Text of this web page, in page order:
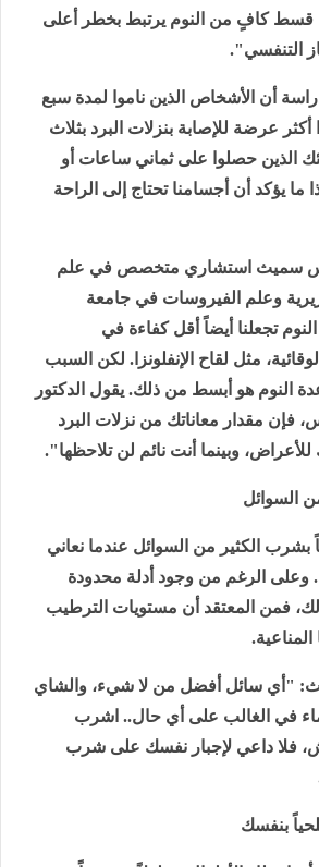
كافٍ من النوم يرتبط بخطر أعلى
التنفسي".
أن الأشخاص الذين ناموا لمدة سبع
أكثر عرضة للإصابة بنزلات البرد بثلاث
الذين حصلوا على ثماني ساعات أو
ما يؤكد أن أجسامنا تحتاج إلى الراحة
سميث استشاري متخصص في علم
وعلم الفيروسات في جامعة
تجعلنا أيضاً أقل كفاءة في
مثل لقاح الإنفلونزا. لكن السبب
النوم هو أبسط من ذلك. يقول الدكتور
مقدار معاناتك من نزلات البرد
للأعراض، وبينما أنت نائم لن تلاحظها".
السوائل
بشرب الكثير من السوائل عندما نعاني
الرغم من وجود أدلة محدودة
فمن المعتقد أن مستويات الترطيب
"أي سائل أفضل من لا شيء، والشاي
في الغالب على أي حال.. اشرب
فلا داعي لإجبار نفسك على شرب
بنفسك